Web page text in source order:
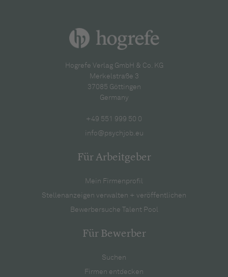
Hogrefe Verlag GmbH & Co. KG
Merkelstraße 3
37085 Göttingen
Germany
+49 551 999 50 0
info@psychjob.eu
Für Arbeitgeber
Mein Firmenprofil
Stellenanzeigen verwalten + veröffentlichen
Bewerbersuche Talent Pool
Für Bewerber
Suchen
Firmen entdecken